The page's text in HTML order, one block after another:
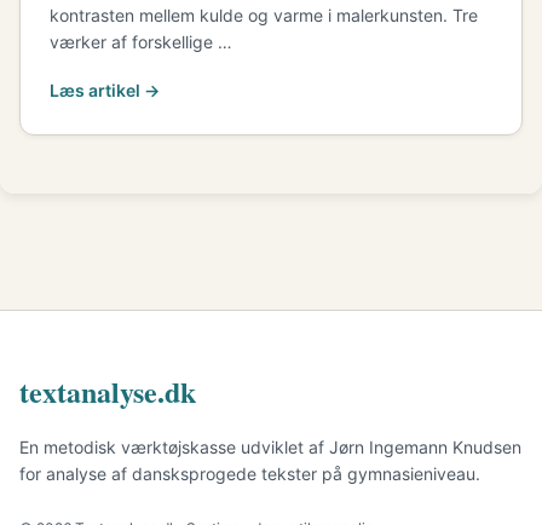
kontrasten mellem kulde og varme i malerkunsten. Tre
værker af forskellige …
Læs artikel →
textanalyse.dk
En metodisk værktøjskasse udviklet af Jørn Ingemann Knudsen
for analyse af dansksprogede tekster på gymnasieniveau.